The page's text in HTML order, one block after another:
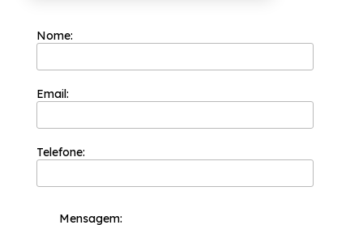
Nome:
Email:
Telefone:
Mensagem: